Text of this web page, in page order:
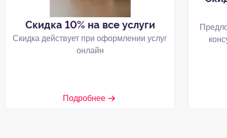
Скидка 10% на все услуги
Скидка действует при оформлении услуг
онлайн
Подробнее